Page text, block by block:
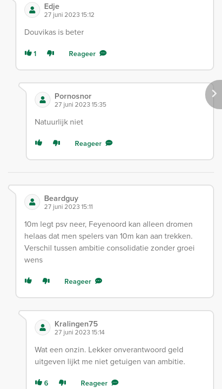
Edje
27 juni 2023 15:12
Douvikas is beter
1 Reageer
Pornosnor
27 juni 2023 15:35
Natuurlijk niet
Reageer
Beardguy
27 juni 2023 15:11
10m legt psv neer, Feyenoord kan alleen dromen
helaas dat men spelers van 10m kan aan trekken.
Verschil tussen ambitie consolidatie zonder groei
wens
Reageer
Kralingen75
27 juni 2023 15:14
Wat een onzin. Lekker onverantwoord geld
uitgeven lijkt me niet getuigen van ambitie.
6 Reageer